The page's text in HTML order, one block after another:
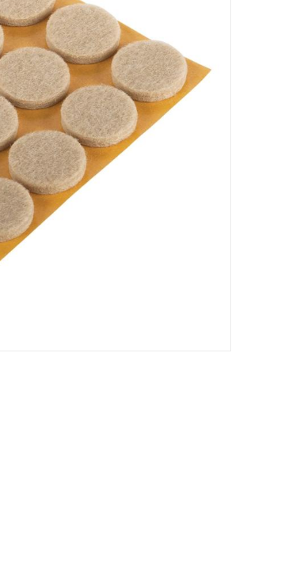
توفر عازلًا قويًا بين الأرضية
تساعد الدعامة اللاصقة في
Specifications
رقم قطعة الشركة المصنعة (Mpn)
3566001